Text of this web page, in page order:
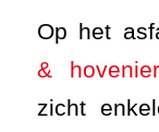
Op het
&
zicht